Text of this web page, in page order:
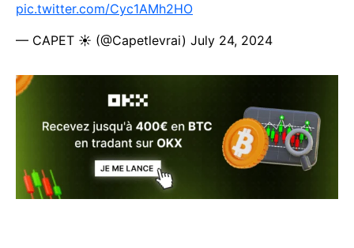
pic.twitter.com/Cyc1AMh2HO
— CAPET ☀️ (@Capetlevrai) July 24, 2024